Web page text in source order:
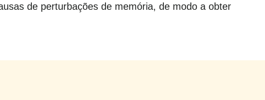
de perturbações de memória, de modo a obter